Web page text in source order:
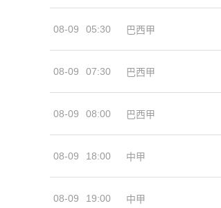
08-09 05:30 巴西甲
08-09 07:30 巴西甲
08-09 08:00 巴西甲
08-09 18:00 中甲
08-09 19:00 中甲